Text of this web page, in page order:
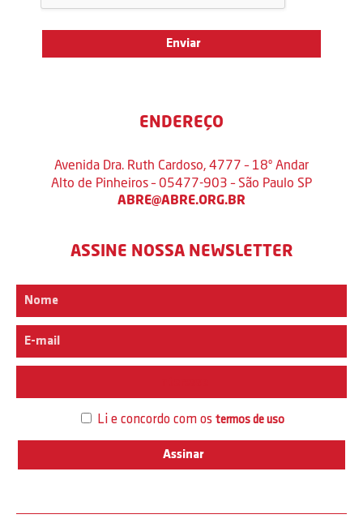
ENDEREÇO
Avenida Dra. Ruth Cardoso, 4777 – 18º Andar
Alto de Pinheiros – 05477-903 – São Paulo SP
ABRE@ABRE.ORG.BR
ASSINE NOSSA NEWSLETTER
Li e concordo com os termos de uso